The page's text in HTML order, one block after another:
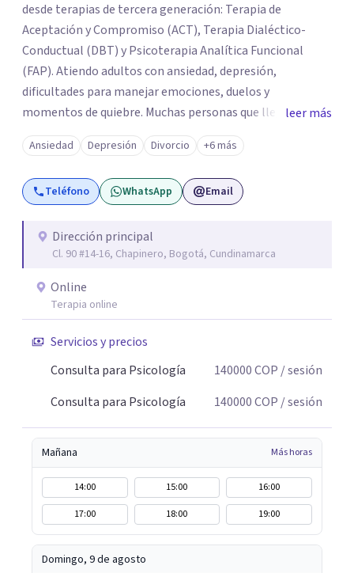
desde terapias de tercera generación: Terapia de
Aceptación y Compromiso (ACT), Terapia Dialéctico-
Conductual (DBT) y Psicoterapia Analítica Funcional
(FAP). Atiendo adultos con ansiedad, depresión,
dificultades para manejar emociones, duelos y
momentos de quiebre. Muchas personas que llegan a
consulta no solo cargan con un síntoma: sienten que sus
propias reacciones emocionales les complican más la
vida. Desde ahí trabajamos. No busco eliminar el
malestar a la fuerza. Prefiero entender qué lo sostiene y
forma presencial y también online.
leer más
Ansiedad Depresión Divorcio +6 más
Teléfono WhatsApp Email
Dirección principal
Cl. 90 #14-16, Chapinero, Bogotá, Cundinamarca
Online
Terapia online
Servicios y precios
Consulta para Psicología
140000COP / sesión
Consulta para Psicología
140000COP / sesión
Mañana Más horas
14:00 15:00
16:00
17:00
18:00 19:00
Domingo, 9 de agosto